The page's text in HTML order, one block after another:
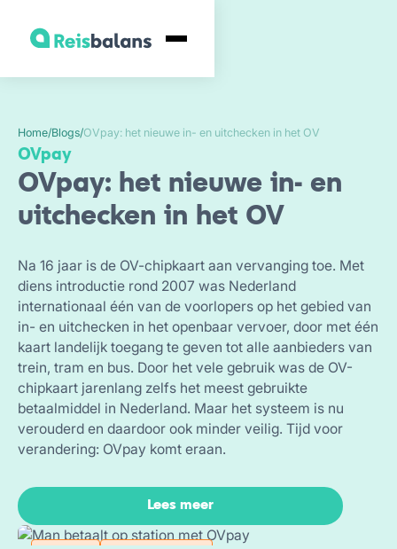
Home/Blogs/OVpay: het nieuwe in- en uitchecken in het OV
OVpay
OVpay: het nieuwe in- en
uitchecken in het OV
Na 16 jaar is de OV-chipkaart aan vervanging toe. Met
diens introductie rond 2007 was Nederland
internationaal één van de voorlopers op het gebied van
in- en uitchecken in het openbaar vervoer, door met één
kaart landelijk toegang te geven tot alle aanbieders van
trein, tram en bus. Door het vele gebruik was de OV-
chipkaart jarenlang zelfs het meest gebruikte
betaalmiddel in Nederland. Maar het systeem is nu
verouderd en daardoor ook minder veilig. Tijd voor
verandering: OVpay komt eraan.
Lees meer